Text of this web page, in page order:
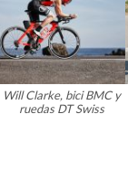
Will Clarke, bici BMC y
ruedas DT Swiss